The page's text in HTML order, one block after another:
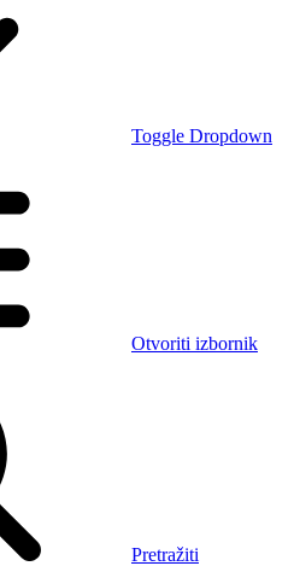
Toggle Dropdown
Otvoriti izbornik
Pretražiti